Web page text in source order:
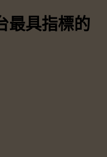
最具指標的